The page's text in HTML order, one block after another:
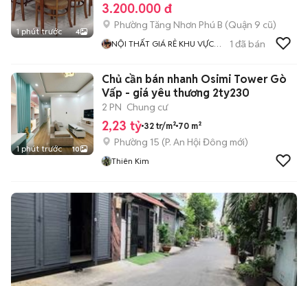
1 phút trước 4
3.200.000 đ
Phường Tăng Nhơn Phú B (Quận 9 cũ)
NỘI THẤT GIÁ RẺ KHU VỰC
1 đã bán
1 phút trước 10
Chủ cần bán nhanh Osimi Tower Gò
Vấp - giá yêu thương 2ty230
2 PN Chung cư
2,23 tỷ 32 tr/m² 70 m²
Phường 15 (P. An Hội Đông mới)
Thiên Kim